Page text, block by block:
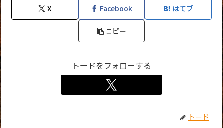
X Facebook はてブ
コピー
トードをフォローする
トード